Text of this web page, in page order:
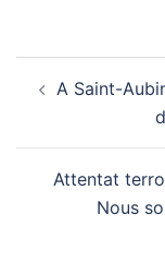
d’article
A Saint-
Attentat
Nous